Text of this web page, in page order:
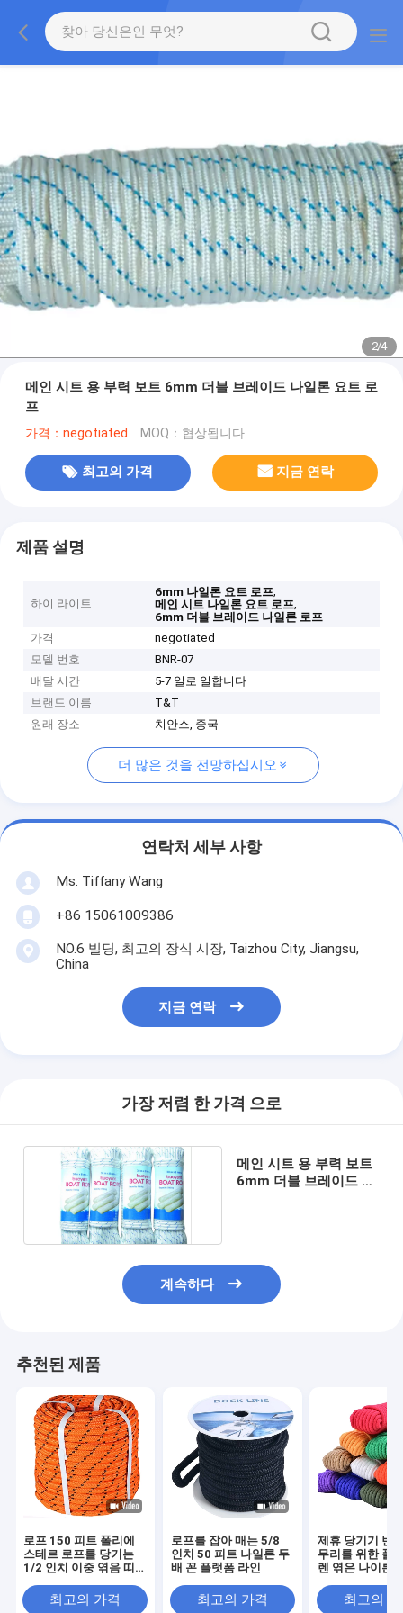
2/4
메인 시트 용 부력 보트 6mm 더블 브레이드 나일론 요트 로
프
가격：negotiated MOQ：협상됩니다
최고의 가격 지금 연락
제품 설명
하이 라이트
6mm 나일론 요트 로프,
메인 시트 나일론 요트 로프,
6mm 더블 브레이드 나일론 로프
가격
negotiated
모델 번호
BNR-07
배달 시간
5-7 일로 일합니다
브랜드 이름
T&T
원래 장소
치안스, 중국
더 많은 것을 전망하십시오
연락처 세부 사항
Ms. Tiffany Wang
+86 15061009386
NO.6 빌딩, 최고의 장식 시장, Taizhou City, Jiangsu,
China
지금 연락
가장 저렴 한 가격 으로
메인 시트 용 부력 보트
6mm 더블 브레이드 나
계속하다
추천된 제품
로프 150 피트 폴리에
스테르 로프를 당기는
1/2 인치 이중 엮음 띠
최고의 가격
로프를 잡아 매는 5/8
인치 50 피트 나일론 두
배 꼰 플랫폼 라인
최고의 가격
제휴 당기기 변
무리를 위한 폴
렌 엮은 나이론
최고의